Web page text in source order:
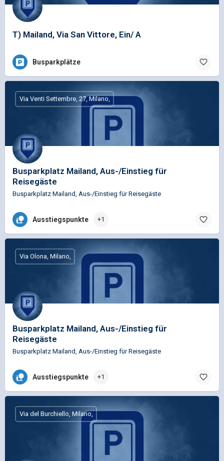
T) Mailand, Via San Vittore, Ein/ A
Busparkplätze
Busparkplatz Mailand, Aus-/Einstieg für
Reisegäste
Busparkplatz Mailand, Aus-/Einstieg für Reisegäste
Via Venti Settembre, 27, Milano,
Ausstiegspunkte +1
Busparkplatz Mailand, Aus-/Einstieg für
Reisegäste
Busparkplatz Mailand, Aus-/Einstieg für Reisegäste
Via Olona, Milano,
Ausstiegspunkte +1
Via del Burchiello, Milano,